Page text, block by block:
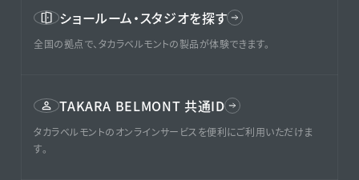
ショールーム・スタジオを探す
全国の拠点で、タカラベルモントの製品が体験できます。
TAKARA BELMONT 共通ID
タカラベルモントのオンラインサービスを便利にご利用いただけま
す。